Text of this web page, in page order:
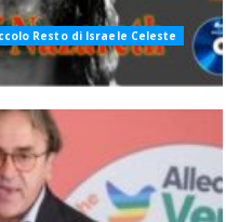
Resto di Israele Celeste